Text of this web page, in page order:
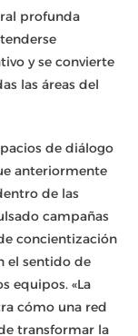
profunda
y se convierte
las áreas del
de diálogo
anteriormente
de las
campañas
concientización
el sentido de
equipos. «La
cómo una red
transformar la